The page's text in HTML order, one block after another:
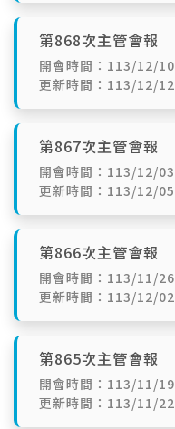
第868次主管會報
開會時間：113/12/10
更新時間：113/12/12
第867次主管會報
開會時間：113/12/03
更新時間：113/12/05
第866次主管會報
開會時間：113/11/26
更新時間：113/12/02
第865次主管會報
開會時間：113/11/19
更新時間：113/11/22